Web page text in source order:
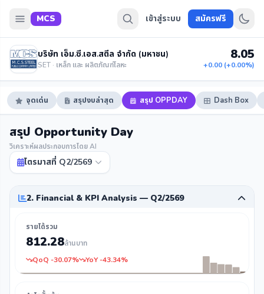
MCS เข้าสู่ระบบ สมัครฟรี
บริษัท เอ็ม.ซี.เอส.สตีล จำกัด (มหาชน)
SET · เหล็ก และ ผลิตภัณฑ์โลหะ
8.05
+0.00 (+0.00%)
จุดเด่น สรุปงบล่าสุด สรุป OPPDAY Dash Box
สรุป Opportunity Day
วิเคราะห์ผลประกอบการโดย AI
ไตรมาสที่ Q2/2569
2. Financial & KPI Analysis — Q2/2569
รายได้รวม
812.28ล้านบาท
QoQ -30.07%
YoY -43.34%